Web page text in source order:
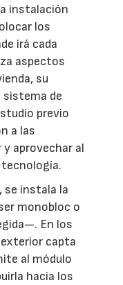
instalación
los
irá cada
aspectos
su
sistema de
previo
a las
y aprovechar al
se instala la
monobloc o
En los
capta
al módulo
hacia los